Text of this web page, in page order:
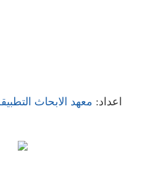
اعداد: معهد الابحاث